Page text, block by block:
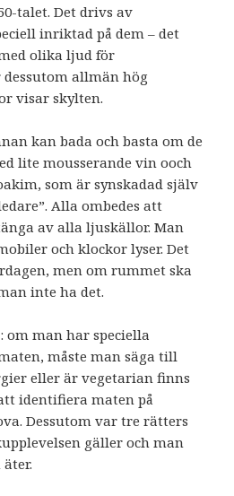
talet. Det drivs av
inriktad på dem – det
olika ljud för
allmän hög
visar skylten.
kan bada och basta om de
lite mousserande vin ooch
som är synskadad själv
Alla ombedes att
av alla ljuskällor. Man
och klockor lyser. Det
men om rummet ska
inte ha det.
om man har speciella
måste man säga till
eller är vegetarian finns
identifiera maten på
Dessutom var tre rätters
gäller och man